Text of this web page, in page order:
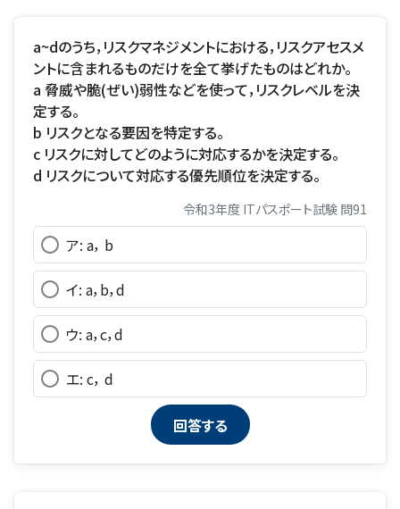
a~dのうち，リスクマネジメントにおける，リスクアセスメ
ントに含まれるものだけを全て挙げたものはどれか。
a 脅威や脆(ぜい)弱性などを使って，リスクレベルを決
定する。
b リスクとなる要因を特定する。
c リスクに対してどのように対応するかを決定する。
d リスクについて対応する優先順位を決定する。
令和3年度 ITパスポート試験 問91
ア: a， b
イ: a，b，d
ウ: a，c，d
エ: c， d